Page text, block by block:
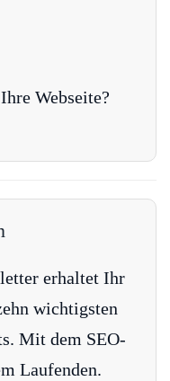
Webseite?
erhaltet Ihr
wichtigsten
Mit dem SEO-
Laufenden.